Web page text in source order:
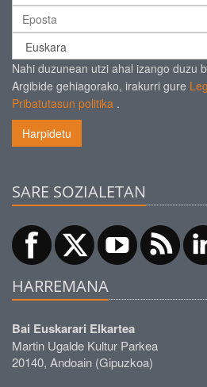
Nahi duzunean utzi ahal izango duzu
Argibide gehiagorako, irakurri gure
Pribatutasun politika .
Harpidetu
SARE SOZIALETAN
HARREMANA
Bai Euskarari Elkartea
Martin Ugalde Kultur Parkea
20140, Andoain (Gipuzkoa)